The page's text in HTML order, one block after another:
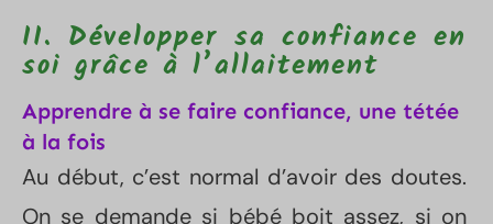
II. Développer sa confiance en
soi grâce à l’allaitement
Apprendre à se faire confiance, une tétée
à la fois
Au début, c’est normal d’avoir des doutes.
On se demande si bébé boit assez, si on